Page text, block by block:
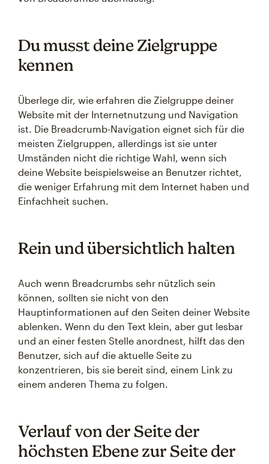
Du musst deine Zielgruppe
kennen
Überlege dir, wie erfahren die Zielgruppe deiner
Website mit der Internetnutzung und Navigation
ist. Die Breadcrumb-Navigation eignet sich für die
meisten Zielgruppen, allerdings ist sie unter
Umständen nicht die richtige Wahl, wenn sich
deine Website beispielsweise an Benutzer richtet,
die weniger Erfahrung mit dem Internet haben und
Einfachheit suchen.
Rein und übersichtlich halten
Auch wenn Breadcrumbs sehr nützlich sein
können, sollten sie nicht von den
Hauptinformationen auf den Seiten deiner Website
ablenken. Wenn du den Text klein, aber gut lesbar
und an einer festen Stelle anordnest, hilft das den
Benutzer, sich auf die aktuelle Seite zu
konzentrieren, bis sie bereit sind, einem Link zu
einem anderen Thema zu folgen.
Verlauf von der Seite der
höchsten Ebene zur Seite der